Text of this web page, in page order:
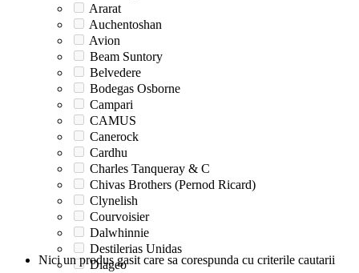
Ararat
Auchentoshan
Avion
Beam Suntory
Belvedere
Bodegas Osborne
Campari
CAMUS
Canerock
Cardhu
Charles Tanqueray & C
Chivas Brothers (Pernod Ricard)
Clynelish
Courvoisier
Dalwhinnie
Destilerias Unidas
Diageo
Nici un produs gasit care sa corespunda cu criterile cautarii